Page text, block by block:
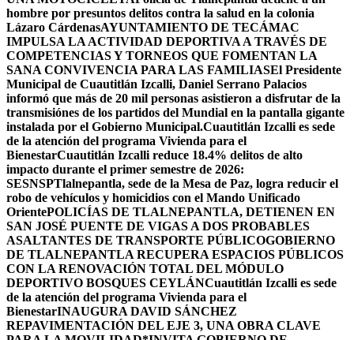
hombre por presuntos delitos contra la salud en la colonia
Lázaro CárdenasAYUNTAMIENTO DE TECÁMAC
IMPULSA LA ACTIVIDAD DEPORTIVA A TRAVÉS DE
COMPETENCIAS Y TORNEOS QUE FOMENTAN LA
SANA CONVIVENCIA PARA LAS FAMILIASEl Presidente
Municipal de Cuautitlán Izcalli, Daniel Serrano Palacios
informó que más de 20 mil personas asistieron a disfrutar de la
transmisiónes de los partidos del Mundial en la pantalla gigante
instalada por el Gobierno Municipal.Cuautitlán Izcalli es sede
de la atención del programa Vivienda para el
BienestarCuautitlán Izcalli reduce 18.4% delitos de alto
impacto durante el primer semestre de 2026:
SESNSPTlalnepantla, sede de la Mesa de Paz, logra reducir el
robo de vehículos y homicidios con el Mando Unificado
OrientePOLICÍAS DE TLALNEPANTLA, ​DETIENEN EN
SAN JOSÉ PUENTE DE VIGAS A DOS PROBABLES
ASALTANTES DE TRANSPORTE PÚBLICOGOBIERNO
DE TLALNEPANTLA RECUPERA ESPACIOS PÚBLICOS
CON LA RENOVACIÓN TOTAL DEL MÓDULO
DEPORTIVO BOSQUES CEYLÁNCuautitlán Izcalli es sede
de la atención del programa Vivienda para el
BienestarINAUGURA DAVID SÁNCHEZ
REPAVIMENTACIÓN DEL EJE 3, UNA OBRA CLAVE